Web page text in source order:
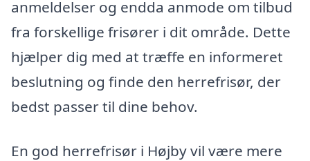
anmeldelser og endda anmode om tilbud
fra forskellige frisører i dit område. Dette
hjælper dig med at træffe en informeret
beslutning og finde den herrefrisør, der
bedst passer til dine behov.
En god herrefrisør i Højby vil være mere